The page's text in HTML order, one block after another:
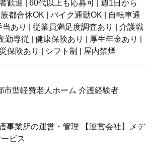
歓迎 | 60代以上も応募可 | 週1日から
都合休OK | バイク通勤OK | 自転車通
あり | 従業員満足度調査あり | 介護職
勤専従 | 健康保険あり | 厚生年金あり |
保険あり | シフト制 | 屋内禁煙
市型軽費老人ホーム 介護経験者
事業所の運営・管理 【運営会社】メデ
ビス